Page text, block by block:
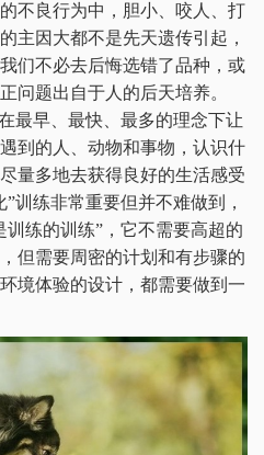
不良行为中，胆小、咬人、打
主因大都不是先天遗传引起，
们不必去后悔选错了品种，或
问题出自于人的后天培养。
最早、最快、最多的理念下让
到的人、动物和事物，认识什
量多地去获得良好的生活感受
训练非常重要但并不难做到，
练的训练”，它不需要高超的
但需要周密的计划和有步骤的
境体验的设计，都需要做到一